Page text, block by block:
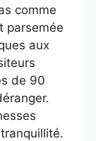
comme
parsemée
aux
de 90